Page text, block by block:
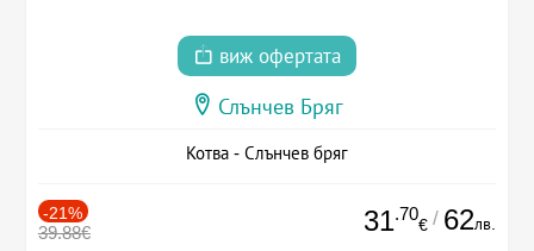
виж офертата
Слънчев Бряг
Котва - Слънчев бряг
-21%
39.88€ 31.70
€ / 62лв.